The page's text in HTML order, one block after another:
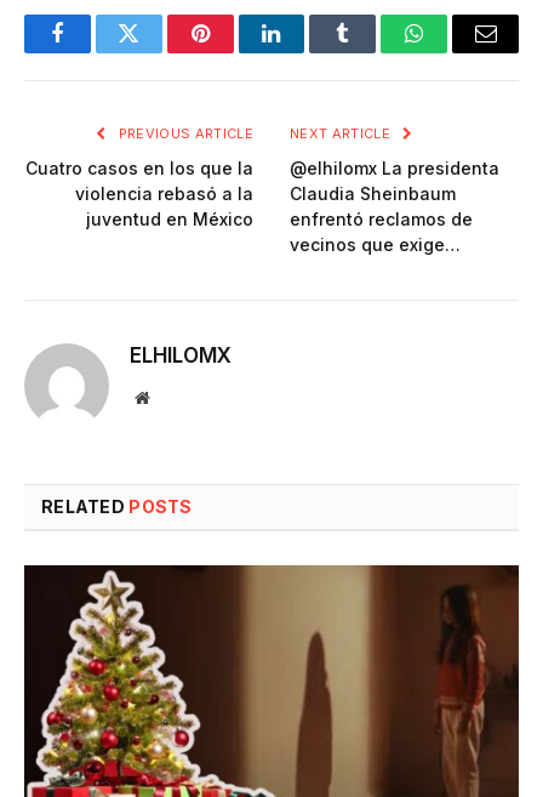
FacebookTwitter PinterestLinkedInTumblr WhatsAppEmail
PREVIOUS ARTICLE
Cuatro casos en los que la
violencia rebasó a la
juventud en México
NEXT ARTICLE
@elhilomx La presidenta
Claudia Sheinbaum
enfrentó reclamos de
vecinos que exige…
ELHILOMX
Website
RELATED POSTS